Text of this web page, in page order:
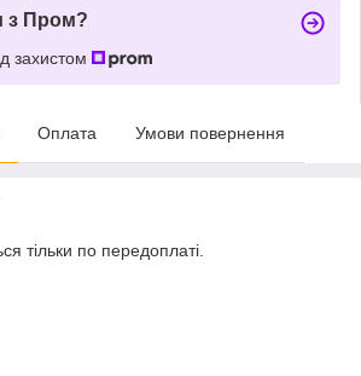
з Пром?
захистом
Оплата Умови повернення
тільки по передоплаті.